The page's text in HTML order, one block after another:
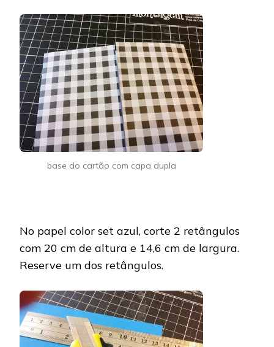
base do cartão com capa dupla
No papel color set azul, corte 2 retângulos
com 20 cm de altura e 14,6 cm de largura.
Reserve um dos retângulos.